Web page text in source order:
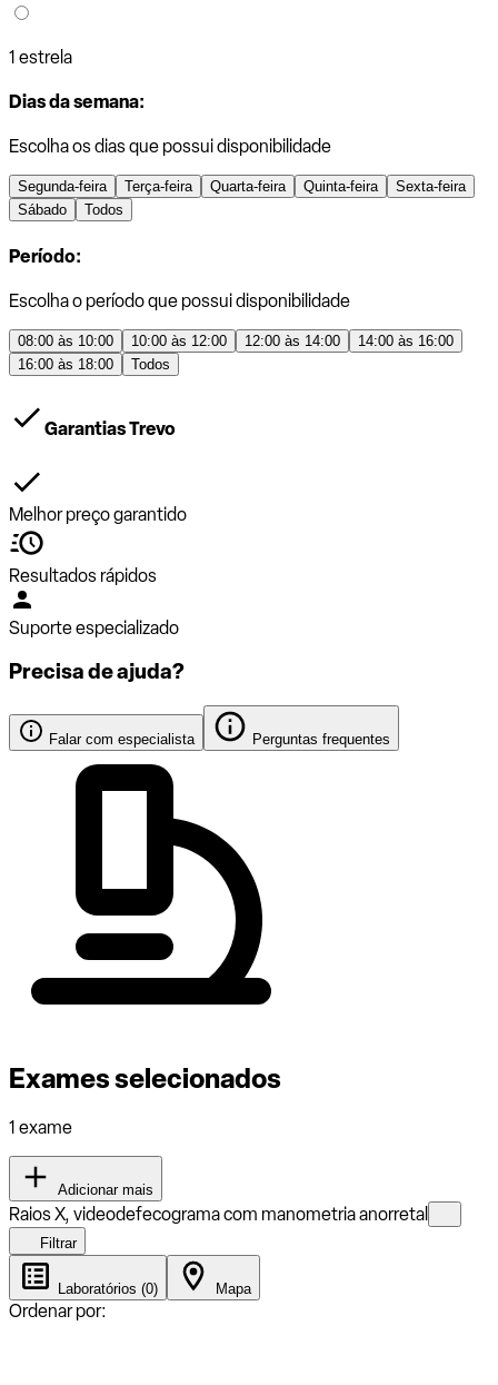
1 estrela
Dias da semana:
Escolha os dias que possui disponibilidade
Segunda-feira Terça-feira Quarta-feira Quinta-feira
Sexta-feira
Sábado
Todos
Período:
Escolha o período que possui disponibilidade
08:00 às 10:00 10:00 às 12:00 12:00 às 14:00
14:00 às 16:00
16:00 às 18:00
Todos
Garantias Trevo
Melhor preço garantido
Resultados rápidos
Suporte especializado
Precisa de ajuda?
Falar com especialista Perguntas frequentes
Exames selecionados
1 exame
Adicionar mais
Raios X, videodefecograma com manometria anorretal
Filtrar
Laboratórios (0) Mapa
Ordenar por: